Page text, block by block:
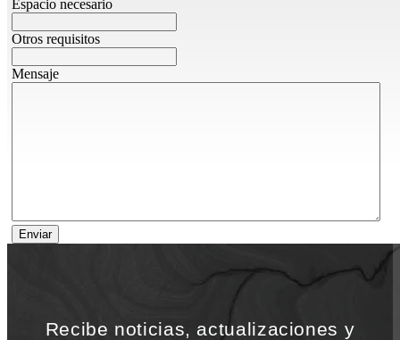
Espacio necesario
Otros requisitos
Mensaje
Recibe noticias, actualizaciones y